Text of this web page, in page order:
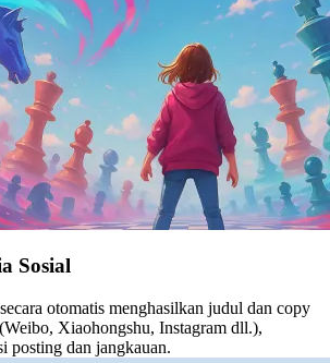
Sosial
otomatis menghasilkan judul dan copy
Xiaohongshu, Instagram dll.),
posting dan jangkauan.